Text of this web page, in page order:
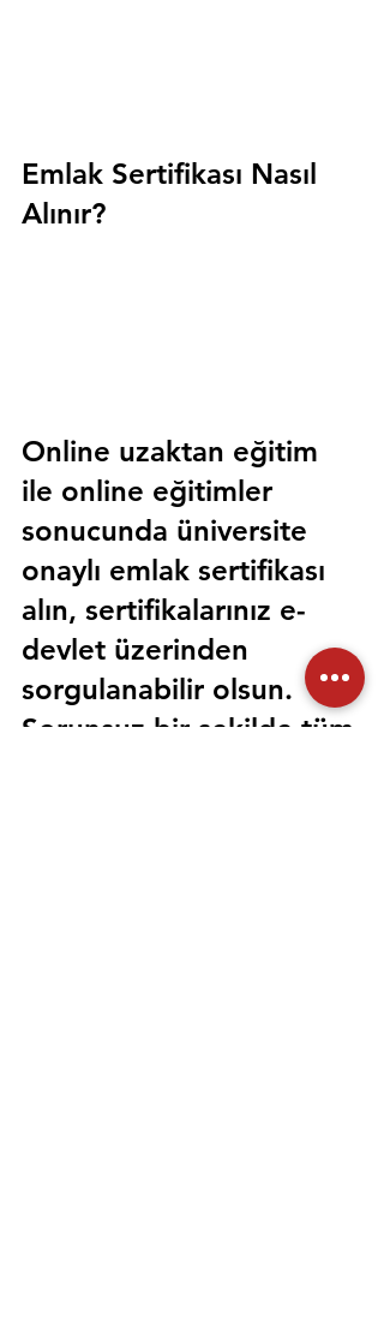
Emlak Sertifikası Nasıl
Alınır?
Online uzaktan eğitim
ile online eğitimler
sonucunda üniversite
onaylı emlak sertifikası
alın, sertifikalarınız e-
devlet üzerinden
sorgulanabilir olsun.
Sorunsuz bir şekilde tüm